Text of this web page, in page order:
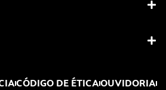
CÓDIGO DE ÉTICAOUVIDORIA